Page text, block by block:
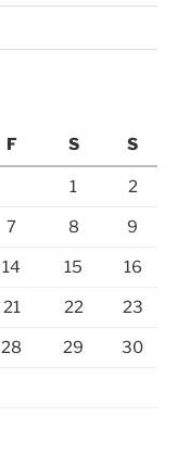
F S S
1 2
7 8 9
14 15 16
21 22 23
28 29 30